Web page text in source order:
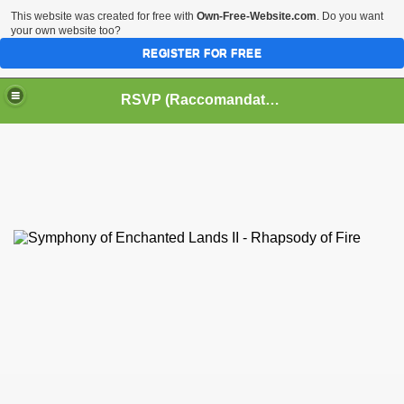
HOME BIOGRAFIE
CINEMA
DATABASE LIBRI
LIBRI
MUSICA
RSVP (Raccomandati Se Vi Piacciono)
This website was created for free with Own-Free-Website.com. Do you want
your own website too?
REGISTER FOR FREE